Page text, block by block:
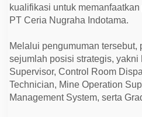
P
o
s
i
y
a
n
g
D
kualifikasi untuk
PT Ceria Nugraha Indotama.
Melalui pengumuman tersebut,
sejumlah posisi strategis,
Supervisor, Control Room
Technician, Mine Operation
Management System, serta